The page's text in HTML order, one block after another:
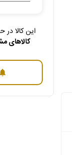
این کالا
کالاهای